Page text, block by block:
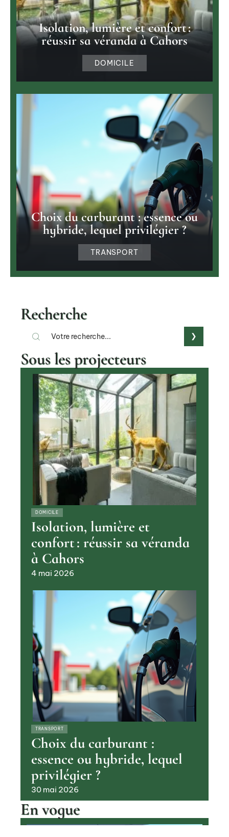
Isolation, lumière et confort :
réussir sa véranda à Cahors
DOMICILE
Choix du carburant : essence ou
hybride, lequel privilégier ?
TRANSPORT
Recherche
Sous les projecteurs
DOMICILE
Isolation, lumière et
confort : réussir sa véranda
à Cahors
4 mai 2026
TRANSPORT
Choix du carburant :
essence ou hybride, lequel
privilégier ?
30 mai 2026
En vogue